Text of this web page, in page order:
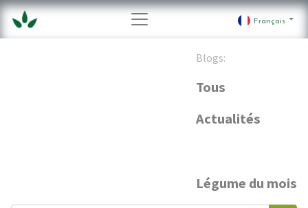
Français
Blogs:
Tous
Actualités
Légume du mois